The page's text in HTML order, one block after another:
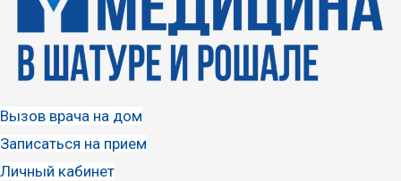
Вызов врача на дом
Записаться на прием
Личный кабинет